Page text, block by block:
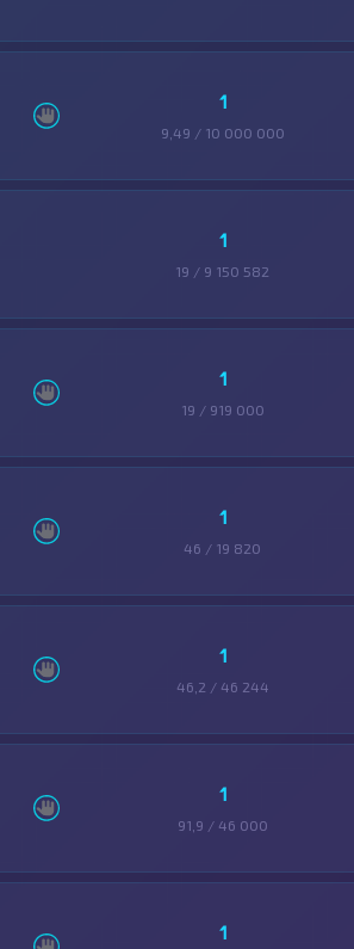
1
9,49 / 10 000 000
1
19 / 9 150 582
1
19 / 919 000
1
46 / 19 820
1
46,2 / 46 244
1
91,9 / 46 000
1